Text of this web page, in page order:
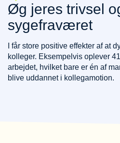
Øg jeres trivsel
sygefraværet
I får store positive effekter af at
kolleger. Eksempelvis oplever
arbejdet, hvilket bare er én af
blive uddannet i kollegamotion.